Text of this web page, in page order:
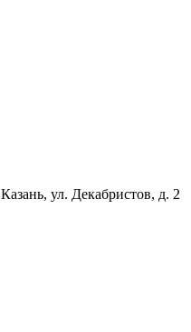
ул. Декабристов, д. 2